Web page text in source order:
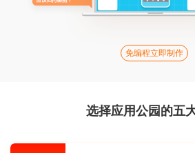
免编程立即制作
选择应用公园的五